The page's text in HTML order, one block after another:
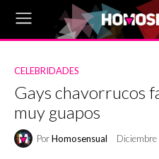
CELEBRIDADES
Gays chavorrucos
muy guapos
PorHomosensual